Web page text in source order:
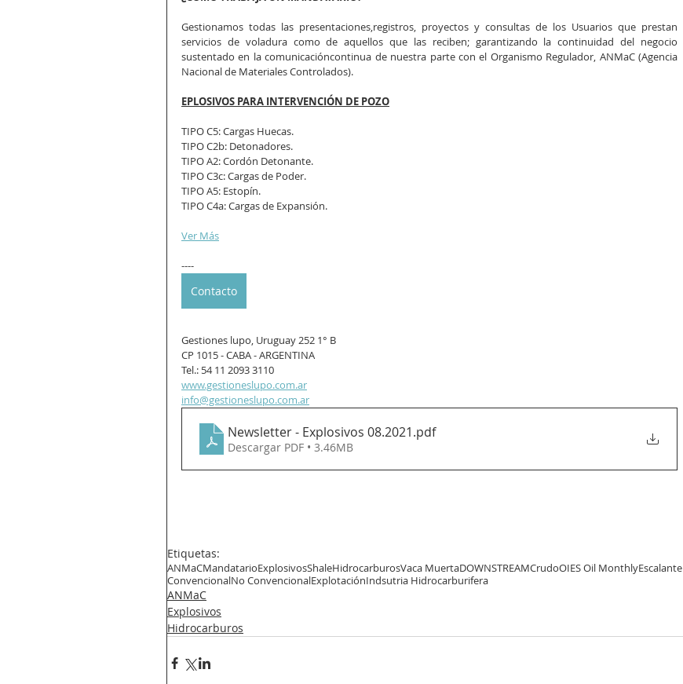
Gestionamos todas las presentaciones,registros, proyectos y consultas de los Usuarios que prestan
servicios de voladura como de aquellos que las reciben; garantizando la continuidad del negocio
sustentado en la comunicacióncontinua de nuestra parte con el Organismo Regulador, ANMaC (Agencia
Nacional de Materiales Controlados).
EPLOSIVOS PARA INTERVENCIÓN DE POZO
TIPO C5: Cargas Huecas.
TIPO C2b: Detonadores.
TIPO A2: Cordón Detonante.
TIPO C3c: Cargas de Poder.
TIPO A5: Estopín.
TIPO C4a: Cargas de Expansión.
Ver Más
----
Contacto
Gestiones lupo, Uruguay 252 1° B
CP 1015 - CABA - ARGENTINA
Tel.: 54 11 2093 3110
www.gestioneslupo.com.ar
info@gestioneslupo.com.ar
Newsletter - Explosivos 08.2021.pdf
Descargar PDF • 3.46MB
Etiquetas:
ANMaCMandatarioExplosivosShaleHidrocarburosVaca MuertaDOWNSTREAMCrudoOIES Oil MonthlyEscalante
ConvencionalNo ConvencionalExplotaciónIndsutria Hidrocarburifera
ANMaC
Explosivos
Hidrocarburos